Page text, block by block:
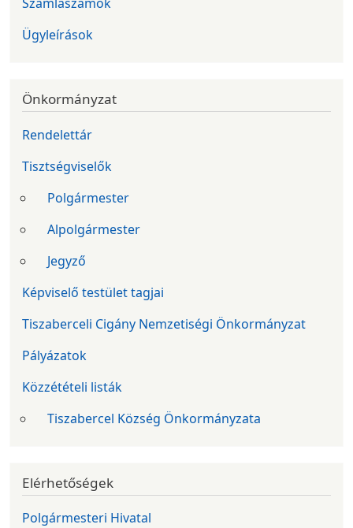
Ügyleírások
Önkormányzat
Rendelettár
Tisztségviselők
Polgármester
Alpolgármester
Jegyző
Képviselő testület tagjai
Tiszaberceli Cigány Nemzetiségi Önkormányzat
Pályázatok
Közzétételi listák
Tiszabercel Község Önkormányzata
Elérhetőségek
Polgármesteri Hivatal